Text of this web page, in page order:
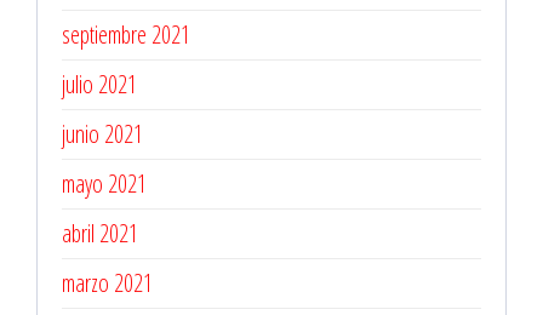
septiembre 2021
julio 2021
junio 2021
mayo 2021
abril 2021
marzo 2021